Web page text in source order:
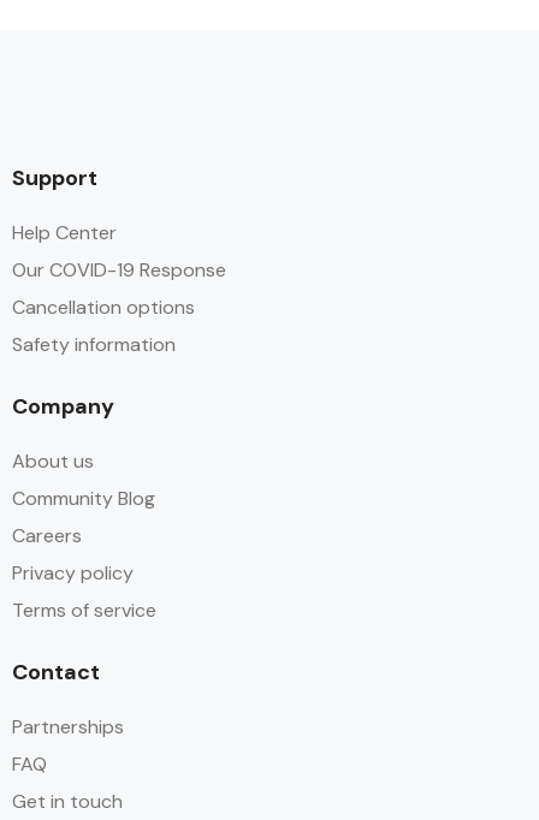
Support
Help Center
Our COVID-19 Response
Cancellation options
Safety information
Company
About us
Community Blog
Careers
Privacy policy
Terms of service
Contact
Partnerships
FAQ
Get in touch